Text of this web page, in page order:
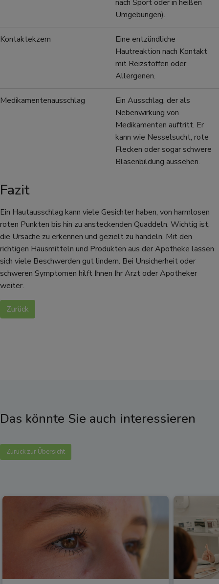
Zurück
nach Sport oder in heißen
Umgebungen).
Kontaktekzem
Eine entzündliche
Hautreaktion nach Kontakt
mit Reizstoffen oder
Allergenen.
Medikamentenausschlag
Ein Ausschlag, der als
Nebenwirkung von
Medikamenten auftritt. Er
kann wie Nesselsucht, rote
Flecken oder sogar schwere
Blasenbildung aussehen.
Fazit
Ein Hautausschlag kann viele Gesichter haben, von harmlosen
roten Punkten bis hin zu ansteckenden Quaddeln. Wichtig ist,
die Ursache zu erkennen und gezielt zu handeln. Mit den
richtigen Hausmitteln und Produkten aus der Apotheke lassen
sich viele Beschwerden gut lindern. Bei Unsicherheit oder
schweren Symptomen hilft Ihnen Ihr Arzt oder Apotheker
weiter.
Das könnte Sie auch interessieren
Zurück zur Übersicht